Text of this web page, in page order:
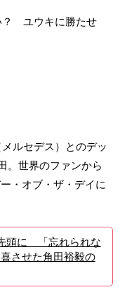
？ ユウキに勝たせ
ルセデス）とのデッ
。世界のファンから
・オブ・ザ・デイに
頭に 「忘れられな
させた角田裕毅の